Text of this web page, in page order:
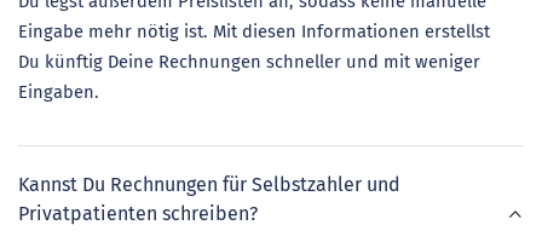
Eingabe mehr nötig ist. Mit diesen Informationen erstellst
Du künftig Deine Rechnungen schneller und mit weniger
Eingaben.
Kannst Du Rechnungen für Selbstzahler und
Privatpatienten schreiben?